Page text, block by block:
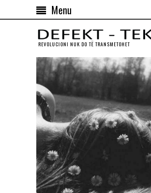
Menu
REVOLUCIONI NUK DO TЁ TRANSMETOHET